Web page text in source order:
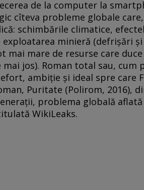
de la computer la
cîteva probleme globale
schimbările climatice,
minieră (defrişări
mai mare de resurse care duce
jos). Roman total sau, cum
ambiţie şi ideal spre care
Puritate (Polirom, 2016),
problema globală
WikiLeaks.